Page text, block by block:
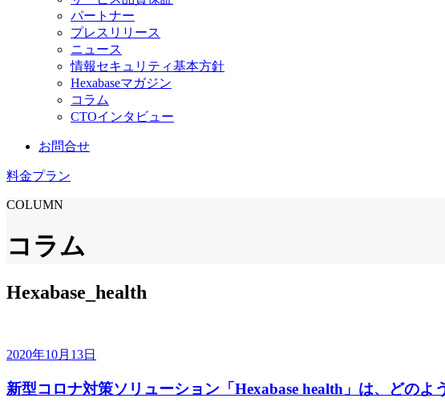
パートナー
プレスリリース
ニュース
情報セキュリティ基本方針
Hexabaseマガジン
コラム
CTOインタビュー
お問合せ
料金プラン
COLUMN
コラム
Hexabase_health
2020年10月13日
新型コロナ対策ソリューション「Hexabase health」は、どのよ